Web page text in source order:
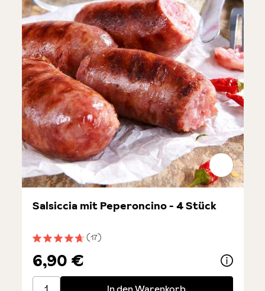
Durchschnittliche Bewertung von 4.7 von 5 Sternen
(17)
Salsiccia mit Peperoncino - 4 Stück
6,90 €
Salsiccia mit Peperoncino - 4 Stück
In den Warenkorb